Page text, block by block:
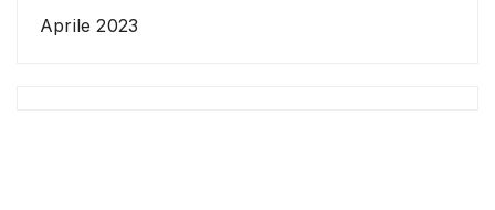
Aprile 2023